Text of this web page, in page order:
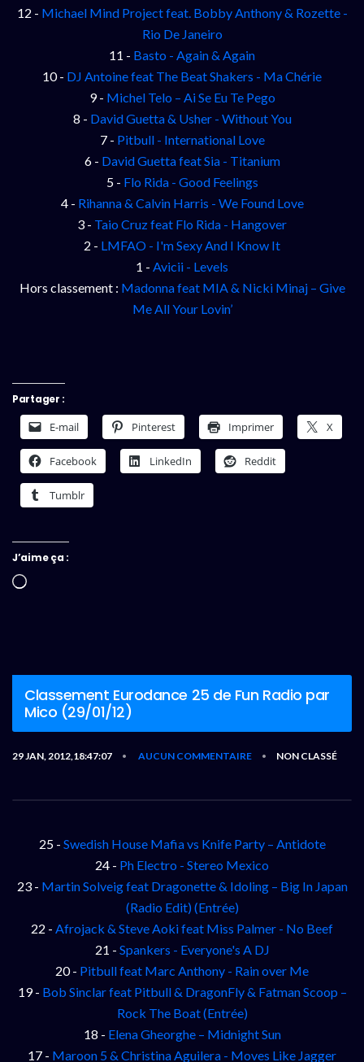
12 - Michael Mind Project feat. Bobby Anthony & Rozette -
Rio De Janeiro
11 - Basto - Again & Again
10 - DJ Antoine feat The Beat Shakers - Ma Chérie
9 - Michel Telo – Ai Se Eu Te Pego
8 - David Guetta & Usher - Without You
7 - Pitbull - International Love
6 - David Guetta feat Sia - Titanium
5 - Flo Rida - Good Feelings
4 - Rihanna & Calvin Harris - We Found Love
3 - Taio Cruz feat Flo Rida - Hangover
2 - LMFAO - I'm Sexy And I Know It
1 - Avicii - Levels
Hors classement : Madonna feat MIA & Nicki Minaj – Give
Me All Your Lovin’
Partager :
E-mail Pinterest Imprimer X
Facebook LinkedIn Reddit
Tumblr
J’aime ça :
Chargement…
Classement Eurodance 25 de Fun Radio par
Mico (29/01/12)
29 JAN, 2012,18:47:07 • AUCUN COMMENTAIRE • NON CLASSÉ
25 - Swedish House Mafia vs Knife Party – Antidote
24 - Ph Electro - Stereo Mexico
23 - Martin Solveig feat Dragonette & Idoling – Big In Japan
(Radio Edit) (Entrée)
22 - Afrojack & Steve Aoki feat Miss Palmer - No Beef
21 - Spankers - Everyone's A DJ
20 - Pitbull feat Marc Anthony - Rain over Me
19 - Bob Sinclar feat Pitbull & DragonFly & Fatman Scoop –
Rock The Boat (Entrée)
18 - Elena Gheorghe – Midnight Sun
17 - Maroon 5 & Christina Aguilera - Moves Like Jagger